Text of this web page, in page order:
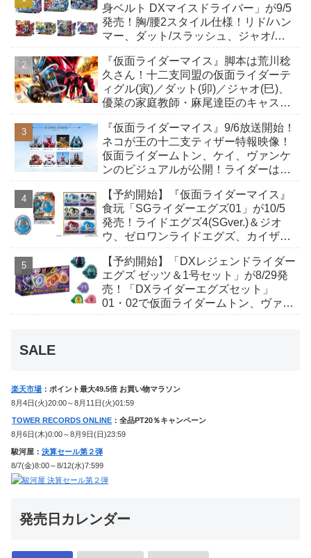
身ベルト DXマイスドライバー」が9/5
発売！胸/腰2スタイル仕様！リド/ハン
マー、ダット/スラッシュ、ジャオ/バ
も！
『仮面ライダーマイス』脚本は荒川稔
久さん！十二支同盟の仮面ライダーテ
ィグル(寅)／ダット(卯)／ジャオ(巳)、
優菜の家庭教師・麻尾達臣のキャスト
んも変身！
『仮面ライダーマイス』9/6放送開始！
ネコが王の十二支ティザー特報映像！
仮面ライダームトン、ケイ、ヴァンケ
ンのビジュアルが公開！ライダーは子
【予約開始】『仮面ライダーマイス』
食玩「SGライダーエグズ01」が10/5
発売！ライドエグズ4(SGver.)＆ジオ
ウ、ゼロワンライドエグズ、カイザ、
【予約開始】「DXレジェンドライダー
エグズ ゼッツ＆1号セット」が8/29発
売！「DXライダーエグズセット」
01・02で仮面ライダームトン、ヴァン
SALE
楽天市場 ：ポイント最大49.5倍 お買い物マラソン
8月4日(火)20:00～8月11日(火)01:59
TOWER RECORDS ONLINE ：全品PT20％キャンペーン
8月6日(木)0:00～8月9日(日)23:59
駿河屋： 決算セール第２弾
8/7(金)8:00～8/12(水)7:599
発売日カレンダー